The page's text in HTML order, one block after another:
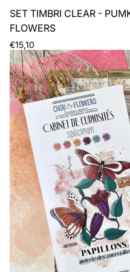
SET TIMBRI CLEAR -
FLOWERS
Prezzo
normale
€15,10